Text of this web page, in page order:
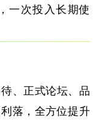
一次投入长期使
、正式论坛、品
落，全方位提升